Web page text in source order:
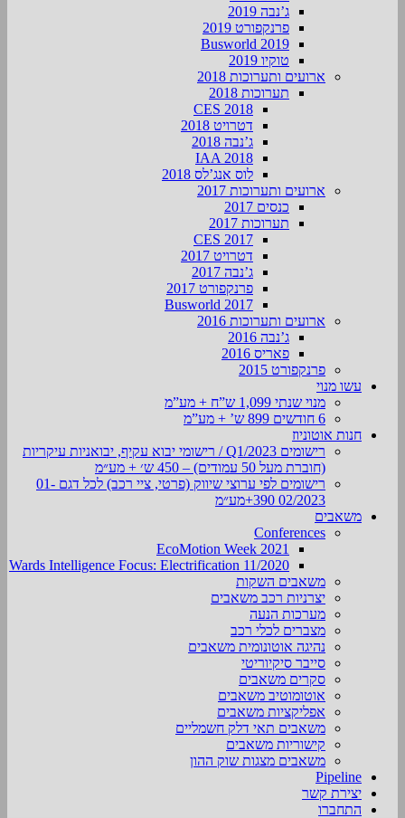
ג’נבה 2019
פרנקפורט 2019
Busworld 2019
טוקיו 2019
ארועים ותערוכות 2018
תערוכות 2018
CES 2018
דטרויט 2018
ג’נבה 2018
IAA 2018
לוס אנג’לס 2018
ארועים ותערוכות 2017
כנסים 2017
תערוכות 2017
CES 2017
דטרויט 2017
ג’נבה 2017
פרנקפורט 2017
Busworld 2017
ארועים ותערוכות 2016
ג’נבה 2016
פאריס 2016
פרנקפורט 2015
עשו מנוי
מנוי שנתי 1,099 ש”ח + מע”מ
6 חודשים 899 ש’ + מע”מ
חנות אוטוניוז
רישומים Q1/2023 / רישומי יבוא עקיף, יבואניות עיקריות
(חוברת מעל 50 עמודים) – 450 ש׳ + מע״מ
רישומים לפי ערוצי שיווק (פרטי, ציי רכב) לכל דגם 01-
02/2023 390+מע״מ
משאבים
Conferences
EcoMotion Week 2021
Wards Intelligence Focus: Electrification 11/2020
משאבים השקות
יצרניות רכב משאבים
מערכות הנעה
מצברים לכלי רכב
נהיגה אוטונומית משאבים
סייבר סיקיוריטי
סקרים משאבים
אוטומוטיב משאבים
אפליקציות משאבים
משאבים תאי דלק חשמליים
קישוריות משאבים
משאבים מצגות שוק ההון
Pipeline
יצירת קשר
התחברו